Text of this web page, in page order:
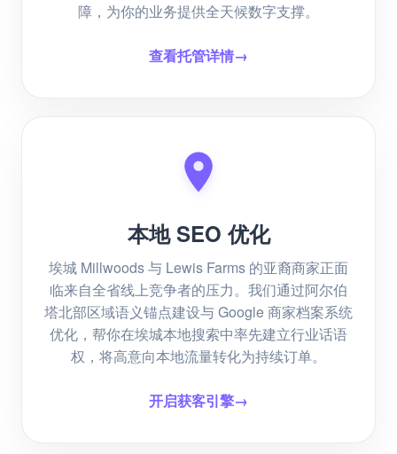
障，为你的业务提供全天候数字支撑。
查看托管详情→
本地 SEO 优化
埃城 Millwoods 与 Lewis Farms 的亚裔商家正面
临来自全省线上竞争者的压力。我们通过阿尔伯
塔北部区域语义锚点建设与 Google 商家档案系统
优化，帮你在埃城本地搜索中率先建立行业话语
权，将高意向本地流量转化为持续订单。
开启获客引擎→